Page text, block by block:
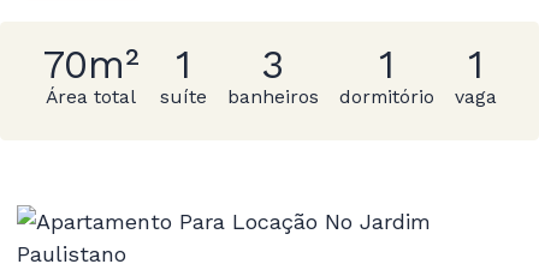
70m²
Área total
1
suíte
3
banheiros
1
dormitório
1
vaga